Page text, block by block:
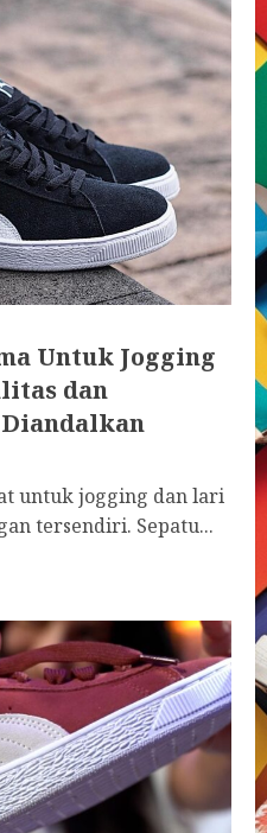
Untuk Jogging
dan
untuk jogging dan lari
tersendiri. Sepatu...